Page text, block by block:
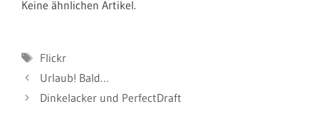
Keine ähnlichen Artikel.
Schlagwörter
Flickr
Urlaub! Bald…
Dinkelacker und PerfectDraft